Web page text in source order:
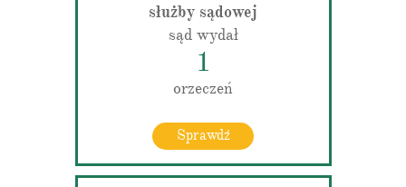
służby sądowej
sąd wydał
1
orzeczeń
Sprawdź